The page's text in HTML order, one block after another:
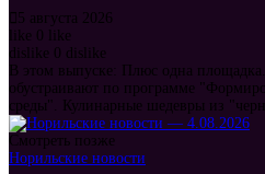
5 августа 2026
like
0
like
dislike
0 dislike
В этом выпуске: Плюс одна
обустраивают по программе
среды". Кулинарные шедевры из
Смотреть позже
Норильские новости